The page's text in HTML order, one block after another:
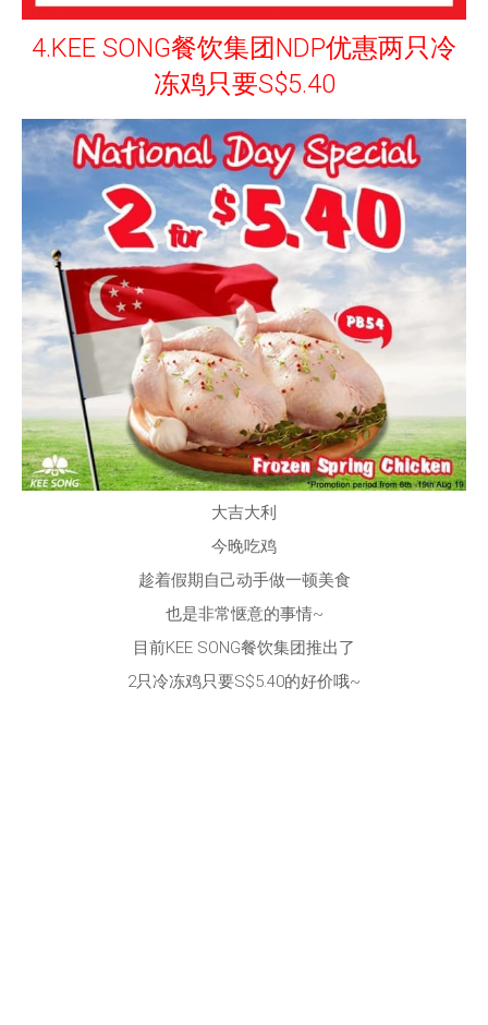
4.KEE SONG餐饮集团NDP优惠两只冷
冻鸡只要S$5.40
大吉大利
今晚吃鸡
趁着假期自己动手做一顿美食
也是非常惬意的事情~
目前KEE SONG餐饮集团推出了
2只冷冻鸡只要S$5.40的好价哦~